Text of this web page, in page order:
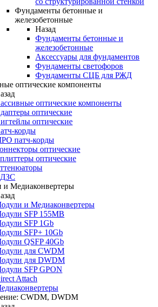
Фундаменты бетонные и
железобетонные
Назад
Фундаменты бетонные и
железобетонные
Аксессуары для фундаментов
Фундаменты светофоров
Фундаменты СЦБ для РЖД
оптические компоненты
оптические компоненты
оптические
оптические
корды
патч-корды
оптические
оптические
и Медиаконвертеры
и Медиаконвертеры
SFP 155MB
SFP 1Gb
SFP+ 10Gb
QSFP 40Gb
для CWDM
для DWDM
SFP GPON
Attach
CWDM, DWDM